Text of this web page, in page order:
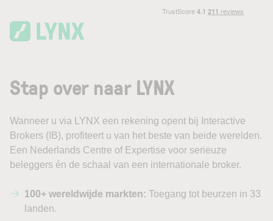
Stap over naar LYNX
Wanneer u via LYNX een rekening opent bij Interactive
Brokers (IB), profiteert u van het beste van beide werelden.
Een Nederlands Centre of Expertise voor serieuze
beleggers én de schaal van een internationale broker.
100+ wereldwijde markten: Toegang tot beurzen in 33
landen.